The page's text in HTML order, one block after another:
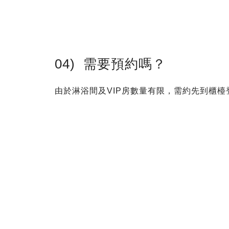
04) 需要預約嗎？
由於淋浴間及VIP房數量有限，需約先到櫃檯